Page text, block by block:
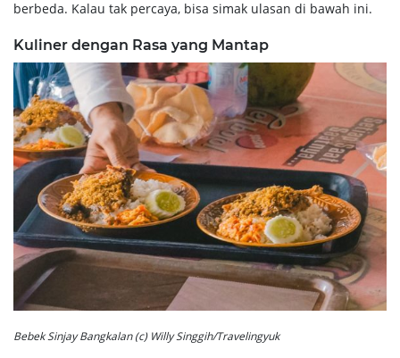
berbeda. Kalau tak percaya, bisa simak ulasan di bawah ini.
Kuliner dengan Rasa yang Mantap
Bebek Sinjay Bangkalan (c) Willy Singgih/Travelingyuk